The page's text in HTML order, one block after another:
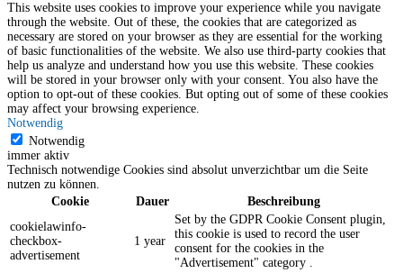
This website uses cookies to improve your experience while you navigate
through the website. Out of these, the cookies that are categorized as
necessary are stored on your browser as they are essential for the working
of basic functionalities of the website. We also use third-party cookies that
help us analyze and understand how you use this website. These cookies
will be stored in your browser only with your consent. You also have the
option to opt-out of these cookies. But opting out of some of these cookies
may affect your browsing experience.
Notwendig
Notwendig
immer aktiv
Technisch notwendige Cookies sind absolut unverzichtbar um die Seite
nutzen zu können.
Cookie
Dauer
Beschreibung
cookielawinfo-
checkbox-
advertisement
1 year
Set by the GDPR Cookie Consent plugin,
this cookie is used to record the user
consent for the cookies in the
"Advertisement" category .